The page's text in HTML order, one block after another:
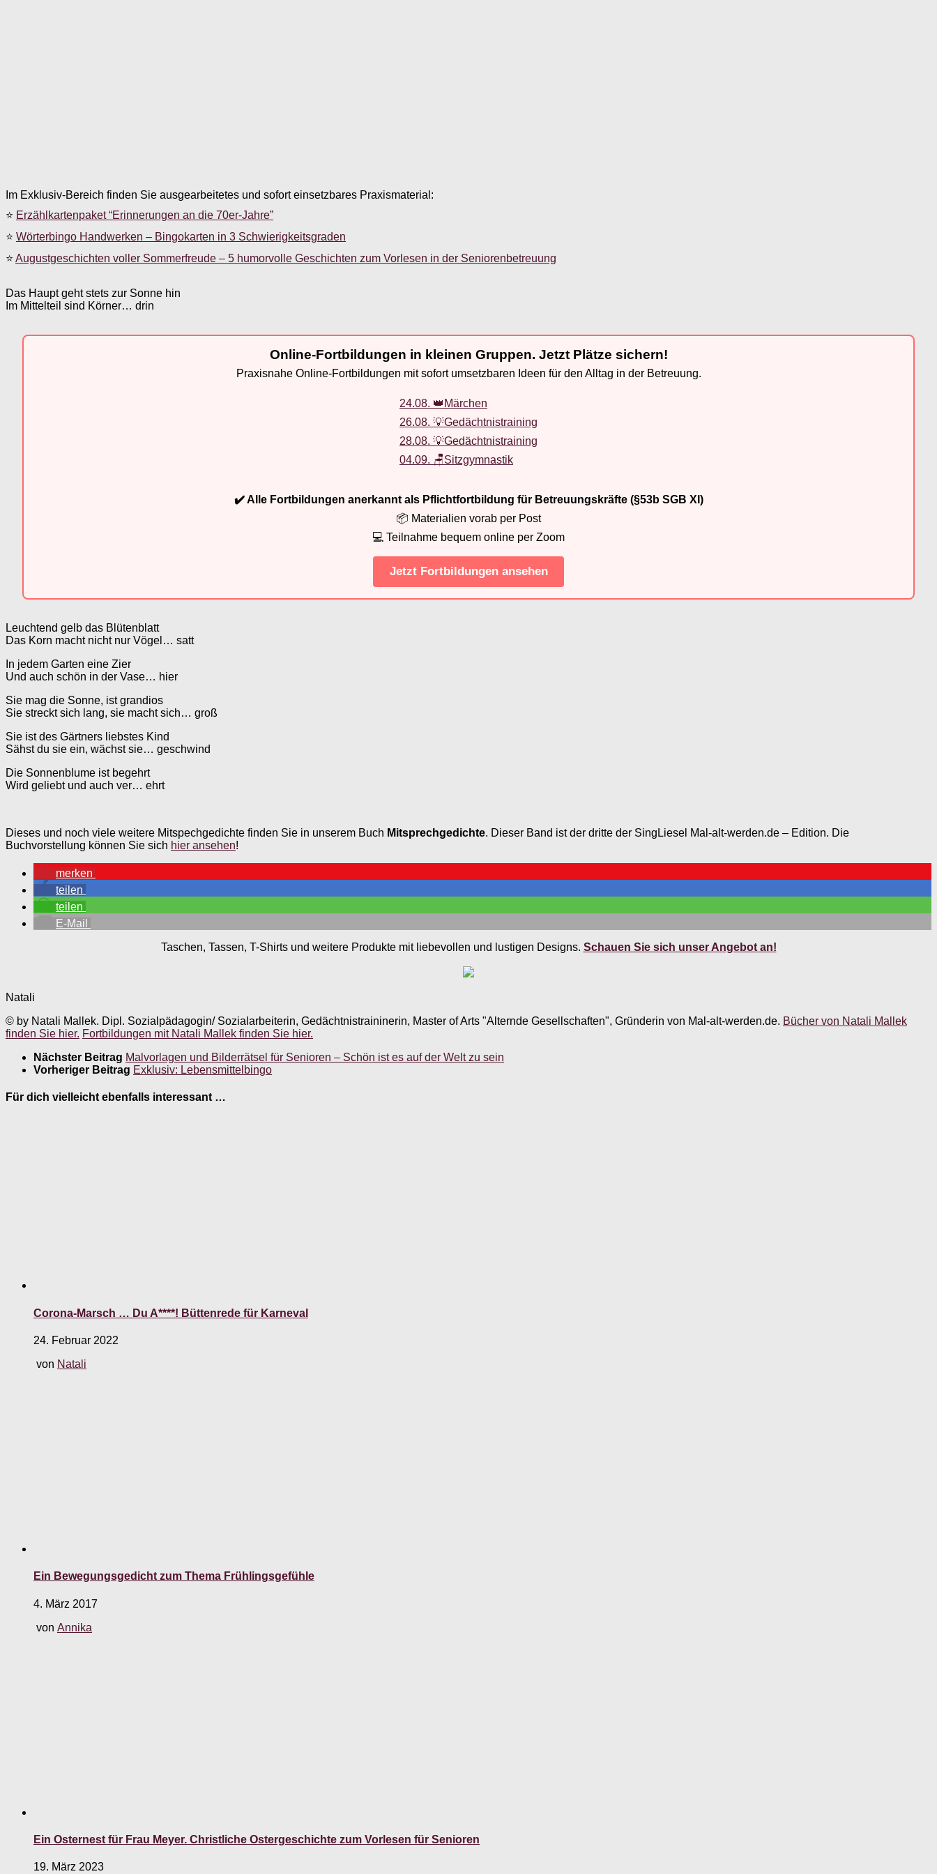
Im Exklusiv-Bereich finden Sie ausgearbeitetes und sofort einsetzbares Praxismaterial:
⭐ Erzählkartenpaket “Erinnerungen an die 70er-Jahre”
⭐ Wörterbingo Handwerken – Bingokarten in 3 Schwierigkeitsgraden
⭐ Augustgeschichten voller Sommerfreude – 5 humorvolle Geschichten zum Vorlesen in der Seniorenbetreuung
Das Haupt geht stets zur Sonne hin
Im Mittelteil sind Körner… drin
Online-Fortbildungen in kleinen Gruppen. Jetzt Plätze sichern!
Praxisnahe Online-Fortbildungen mit sofort umsetzbaren Ideen für den Alltag in der Betreuung.
24.08. 👑Märchen
26.08. 💡Gedächtnistraining
28.08. 💡Gedächtnistraining
04.09. 🪑Sitzgymnastik
✔️ Alle Fortbildungen anerkannt als Pflichtfortbildung für Betreuungskräfte (§53b SGB XI)
📦 Materialien vorab per Post
💻 Teilnahme bequem online per Zoom
Jetzt Fortbildungen ansehen
Leuchtend gelb das Blütenblatt
Das Korn macht nicht nur Vögel… satt
In jedem Garten eine Zier
Und auch schön in der Vase… hier
Sie mag die Sonne, ist grandios
Sie streckt sich lang, sie macht sich… groß
Sie ist des Gärtners liebstes Kind
Sähst du sie ein, wächst sie… geschwind
Die Sonnenblume ist begehrt
Wird geliebt und auch ver… ehrt
Dieses und noch viele weitere Mitspechgedichte finden Sie in unserem Buch Mitsprechgedichte. Dieser Band ist der dritte der SingLiesel Mal-alt-werden.de – Edition. Die
Buchvorstellung können Sie sich hier ansehen!
merken
teilen
teilen
E-Mail
Taschen, Tassen, T-Shirts und weitere Produkte mit liebevollen und lustigen Designs. Schauen Sie sich unser Angebot an!
Natali
© by Natali Mallek. Dipl. Sozialpädagogin/ Sozialarbeiterin, Gedächtnistraininerin, Master of Arts "Alternde Gesellschaften", Gründerin von Mal-alt-werden.de. Bücher von Natali Mallek
finden Sie hier. Fortbildungen mit Natali Mallek finden Sie hier.
Nächster Beitrag Malvorlagen und Bilderrätsel für Senioren – Schön ist es auf der Welt zu sein
Vorheriger Beitrag Exklusiv: Lebensmittelbingo
Für dich vielleicht ebenfalls interessant …
Corona-Marsch … Du A****! Büttenrede für Karneval
24. Februar 2022
von Natali
Ein Bewegungsgedicht zum Thema Frühlingsgefühle
4. März 2017
von Annika
Ein Osternest für Frau Meyer. Christliche Ostergeschichte zum Vorlesen für Senioren
19. März 2023